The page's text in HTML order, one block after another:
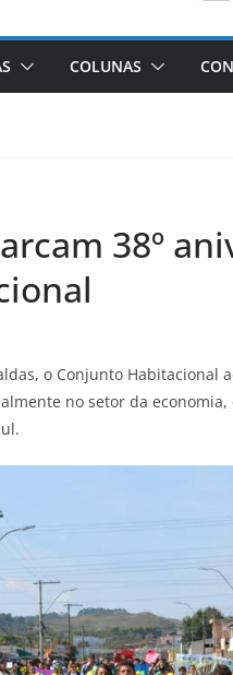
COLUNAS
38º
o Conjunto
no setor da